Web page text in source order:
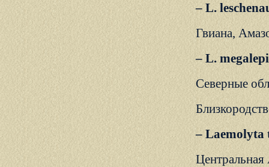
– L.
Гвиана,
– L.
Северные
– Laemolyta